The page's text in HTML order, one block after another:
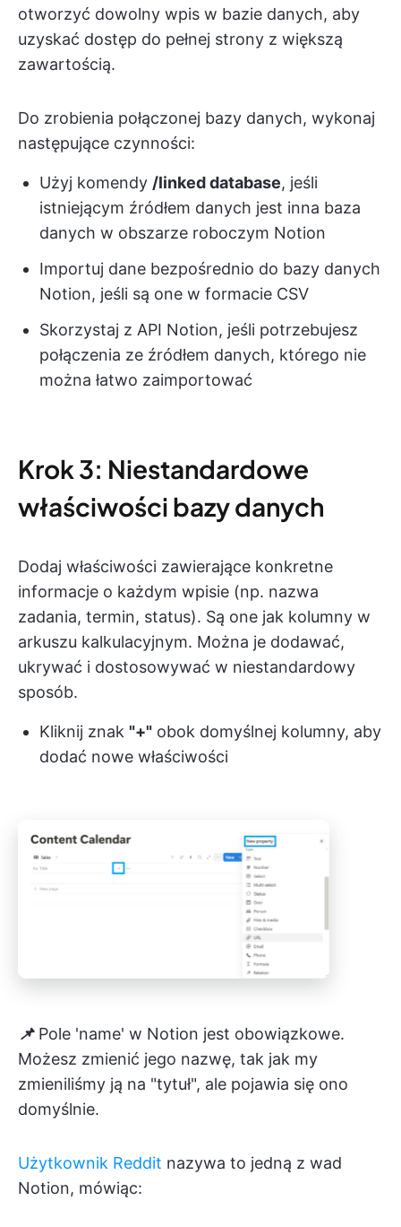
otworzyć dowolny wpis w bazie danych, aby
uzyskać dostęp do pełnej strony z większą
zawartością.
Do zrobienia połączonej bazy danych, wykonaj
następujące czynności:
Użyj komendy /linked database, jeśli
istniejącym źródłem danych jest inna baza
danych w obszarze roboczym Notion
Importuj dane bezpośrednio do bazy danych
Notion, jeśli są one w formacie CSV
Skorzystaj z API Notion, jeśli potrzebujesz
połączenia ze źródłem danych, którego nie
można łatwo zaimportować
Krok 3: Niestandardowe
właściwości bazy danych
Dodaj właściwości zawierające konkretne
informacje o każdym wpisie (np. nazwa
zadania, termin, status). Są one jak kolumny w
arkuszu kalkulacyjnym. Można je dodawać,
ukrywać i dostosowywać w niestandardowy
sposób.
Kliknij znak "+" obok domyślnej kolumny, aby
dodać nowe właściwości
📌Pole 'name' w Notion jest obowiązkowe.
Możesz zmienić jego nazwę, tak jak my
zmieniliśmy ją na "tytuł", ale pojawia się ono
domyślnie.
Użytkownik Reddit nazywa to jedną z wad
Notion, mówiąc: